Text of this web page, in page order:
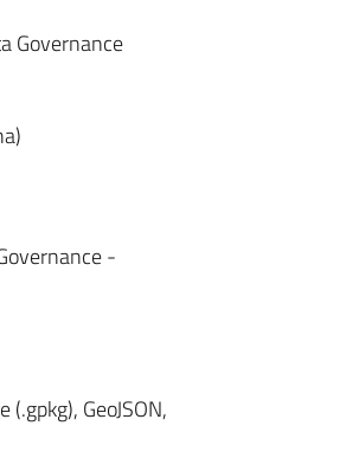
Governance
-
GeoJSON,